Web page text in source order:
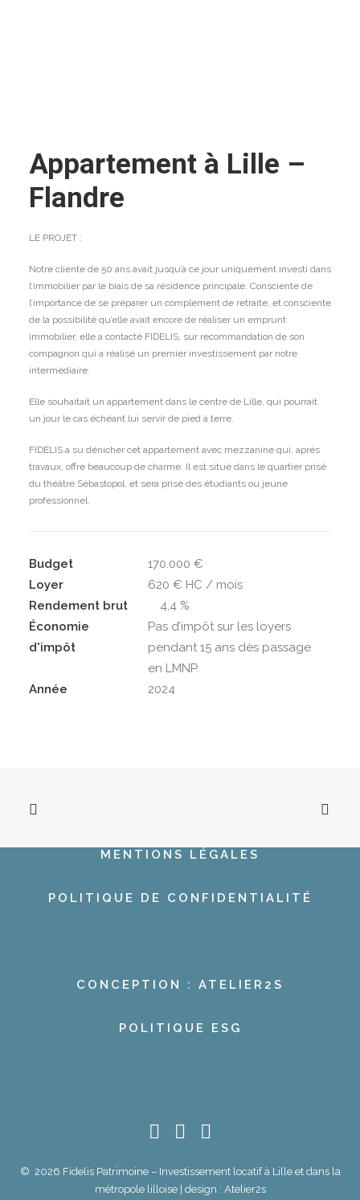
Appartement à Lille –
Flandre
LE PROJET :
Notre cliente de 50 ans avait jusqu’à ce jour uniquement investi dans
l’immobilier par le biais de sa résidence principale. Consciente de
l’importance de se préparer un complément de retraite, et consciente
de la possibilité qu’elle avait encore de réaliser un emprunt
immobilier, elle a contacté FIDELIS, sur recommandation de son
compagnon qui a réalisé un premier investissement par notre
intermédiaire.
Elle souhaitait un appartement dans le centre de Lille, qui pourrait
un jour le cas échéant lui servir de pied à terre.
FIDELIS a su dénicher cet appartement avec mezzanine qui, après
travaux, offre beaucoup de charme. Il est situé dans le quartier prisé
du théâtre Sébastopol, et sera prisé des étudiants ou jeune
professionnel.
Budget
170.000 €
Loyer
620 € HC / mois
Rendement brut
4,4 %
Économie
d'impôt
Pas d’impôt sur les loyers
pendant 15 ans dès passage
en LMNP.
Année
2024
MENTIONS LÉGALES
POLITIQUE DE CONFIDENTIALITÉ
CONCEPTION : ATELIER2S
POLITIQUE ESG
© 2026 Fidelis Patrimoine – Investissement locatif à Lille et dans la
métropole lilloise | design : Atelier2s